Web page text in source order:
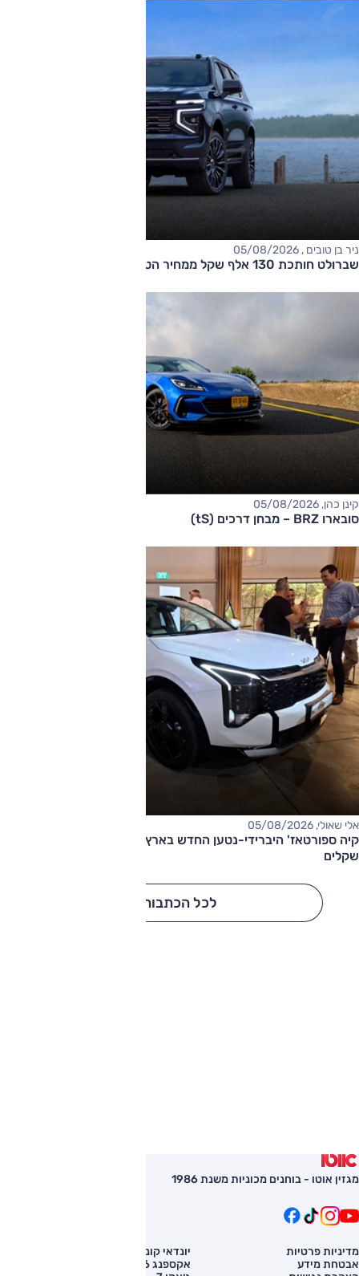
ניר בן טובים , 05/08/2026
שברולט חותכת 130 אלף שקל ממחיר הטאהו
קינן כהן, 05/08/2026
סובארו BRZ – מבחן דרכים (tS)
אלי שאולי, 05/08/2026
שקלים
לכל הכתבות
מגזין אוטו - בוחנים מכוניות משנת 1986
מדיניות פרטיות
אבטחת מידע
יונדאי קונה
אקספנג G6